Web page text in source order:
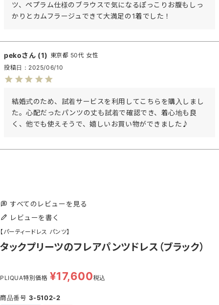
ツ、ペプラム仕様のブラウスで気になるぽっこりお腹もしっ
かりとカムフラージュできて大満足の1着でした！
peko 1 東京都 50代 女性
投稿日
2025/06/10
結婚式のため、試着サービスを利用してこちらを購入しまし
た。心配だったパンツの丈も試着で確認でき、着心地も良
く、他でも使えそうで、嬉しいお買い物ができました♪
すべてのレビューを見る
レビューを書く
【パーティードレス パンツ】
タックプリーツのフレアパンツドレス（ブラック）
PLIQUA特別価格 ¥17,600税込
商品番号 3-5102-2